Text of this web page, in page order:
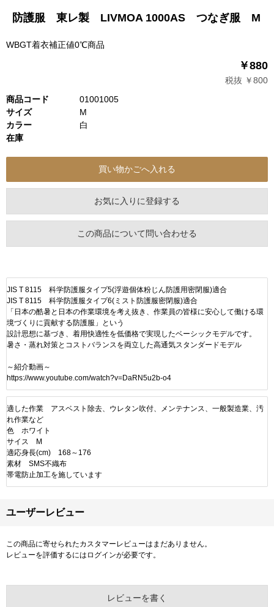
防護服 東レ製 LIVMOA 1000AS つなぎ服 M
WBGT着衣補正値0℃商品
￥880
税抜 ￥800
商品コード
01001005
サイズ
M
カラー
白
在庫
お気に入りに登録する
この商品について問い合わせる
JIS T 8115 科学防護服タイプ5(浮遊個体粉じん防護用密閉服)適合
JIS T 8115 科学防護服タイプ6(ミスト防護服密閉服)適合
「日本の酷暑と日本の作業環境を考え抜き、作業員の皆様に安心して働ける環
境づくりに貢献する防護服」という
設計思想に基づき、着用快適性を低価格で実現したベーシックモデルです。
暑さ・蒸れ対策とコストバランスを両立した高通気スタンダードモデル
～紹介動画～
https://www.youtube.com/watch?v=DaRN5u2b-o4
適した作業 アスベスト除去、ウレタン吹付、メンテナンス、一般製造業、汚
れ作業など
色 ホワイト
サイス M
適応身長(cm) 168～176
素材 SMS不織布
帯電防止加工を施しています
ユーザーレビュー
この商品に寄せられたカスタマーレビューはまだありません。
レビューを評価するには ログインが必要です。
レビューを書く